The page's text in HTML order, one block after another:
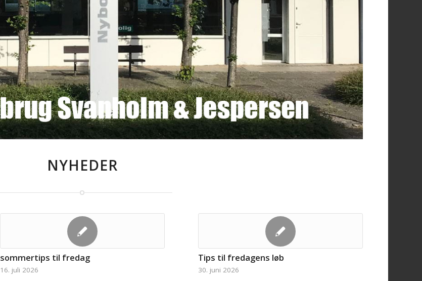
NYHEDER
sommertips til fredag
16. juli 2026
Tips til fredagens løb
30. juni 2026